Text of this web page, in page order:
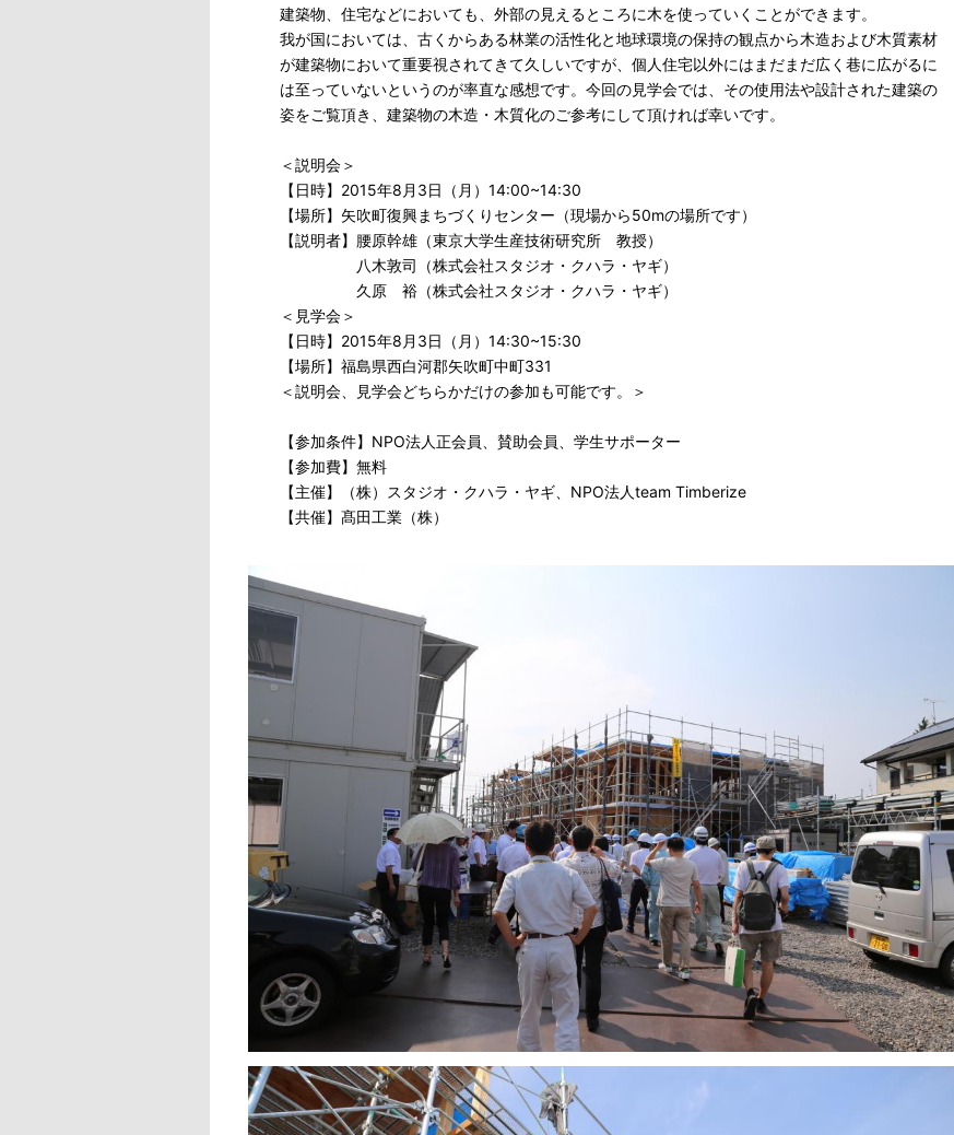
建築物、住宅などにおいても、外部の見えるところに木を使っていくことができます。
我が国においては、古くからある林業の活性化と地球環境の保持の観点から木造および木質素材
が建築物において重要視されてきて久しいですが、個人住宅以外にはまだまだ広く巷に広がるに
は至っていないというのが率直な感想です。今回の見学会では、その使用法や設計された建築の
姿をご覧頂き、建築物の木造・木質化のご参考にして頂ければ幸いです。
＜説明会＞
【日時】2015年8月3日（月）14:00~14:30
【場所】矢吹町復興まちづくりセンター（現場から50mの場所です）
【説明者】腰原幹雄（東京大学生産技術研究所 教授）
八木敦司（株式会社スタジオ・クハラ・ヤギ）
久原 裕（株式会社スタジオ・クハラ・ヤギ）
＜見学会＞
【日時】2015年8月3日（月）14:30~15:30
【場所】福島県西白河郡矢吹町中町331
＜説明会、見学会どちらかだけの参加も可能です。＞
【参加条件】NPO法人正会員、賛助会員、学生サポーター
【参加費】無料
【主催】（株）スタジオ・クハラ・ヤギ、NPO法人team Timberize
【共催】髙田工業（株）